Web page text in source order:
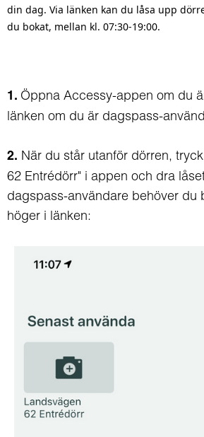
din dag. Via länken kan du låsa upp
du bokat, mellan kl. 07:30-19:00.
1. Öppna Accessy-appen om du
länken om du är dagspass-
2. När du står utanför dörren,
62 Entrédörr" i appen och dra
dagspass-användare behöver du
höger i länken: